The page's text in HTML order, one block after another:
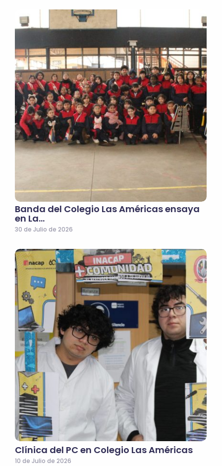
Banda del Colegio Las Américas ensaya
en La…
30 de Julio de 2026
Clínica del PC en Colegio Las Américas
10 de Julio de 2026